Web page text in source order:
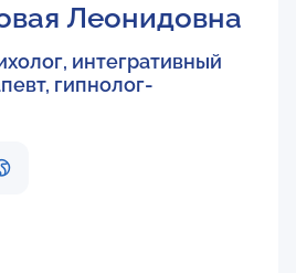
Леонидовна
интегративный
гипнолог-